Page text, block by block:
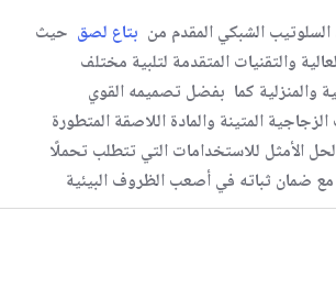
السلوتيب الشبكي المقدم من بتاع لصق حيث
والتقنيات المتقدمة لتلبية مختلف
والمنزلية كما بفضل تصميمه القوي
المتينة والمادة اللاصقة المتطورة
الأمثل للاستخدامات التي تتطلب تحملًا
مع ضمان ثباته في أصعب الظروف البيئية